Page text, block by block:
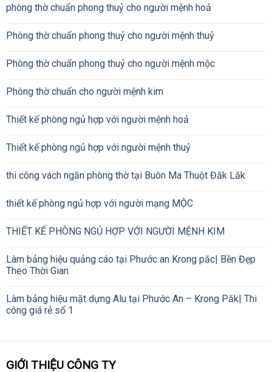
phòng thờ chuẩn phong thuỷ cho người mệnh hoả
Phòng thờ chuẩn phong thuỷ cho người mệnh thuỷ
Phòng thờ chuẩn phong thuỷ cho người mệnh mộc
Phòng thờ chuẩn cho người mệnh kim
Thiết kế phòng ngủ hợp với người mệnh hoả
Thiết kế phòng ngủ hợp với người mệnh thuỷ
thi công vách ngăn phòng thờ tại Buôn Ma Thuột Đăk Lăk
thiết kế phòng ngủ hợp với người mạng MỘC
THIẾT KẾ PHÒNG NGỦ HỢP VỚI NGƯỜI MỆNH KIM
Làm bảng hiệu quảng cáo tại Phước an Krong păc| Bền Đẹp
Theo Thời Gian
Làm bảng hiệu mặt dựng Alu tại Phước An – Krong Păk| Thi
công giá rẻ số 1
GIỚI THIỆU CÔNG TY